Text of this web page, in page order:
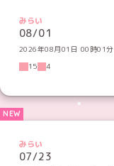
みらい
08/01
2026年08月01日 00時01分
15
4
みらい
07/23